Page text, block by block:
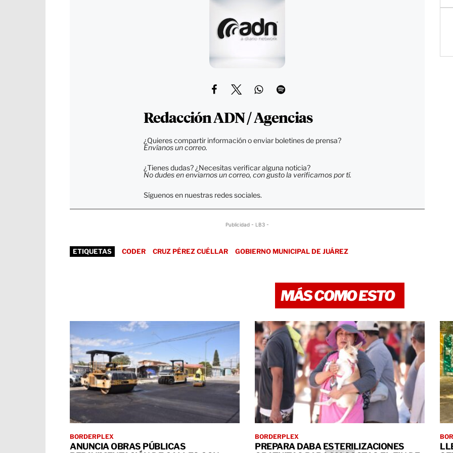
Redacción ADN / Agencias
¿Quieres compartir información o enviar boletines de prensa?
Envíanos un correo.
¿Tienes dudas? ¿Necesitas verificar alguna noticia?
No dudes en enviarnos un correo, con gusto la verificamos por tí.
Síguenos en nuestras redes sociales.
Publicidad - LB3 -
ETIQUETAS CODER CRUZ PÉREZ CUÉLLAR GOBIERNO MUNICIPAL DE JUÁREZ
MÁS COMO ESTO
BORDERPLEX
ANUNCIA OBRAS PÚBLICAS
BORDERPLEX
PREPARA DABA ESTERILIZACIONES